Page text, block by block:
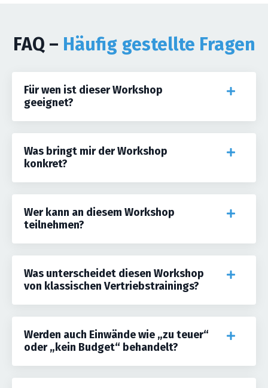
FAQ – Häufig gestellte Fragen
Für wen ist dieser Workshop
geeignet?
Was bringt mir der Workshop
konkret?
Wer kann an diesem Workshop
teilnehmen?
Was unterscheidet diesen Workshop
von klassischen Vertriebstrainings?
Werden auch Einwände wie „zu teuer“
oder „kein Budget“ behandelt?